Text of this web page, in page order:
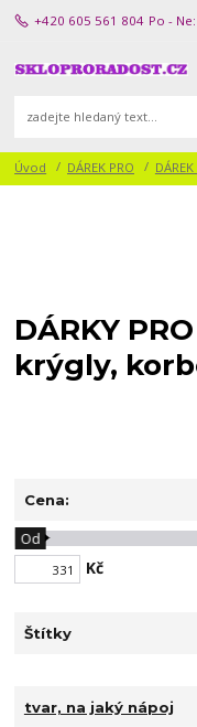
+420 605 561 804 Po -
Úvod DÁREK PRO
DÁRKY
krýgly,
Cena:
Kč
Od
Štítky
tvar, na jaký nápoj